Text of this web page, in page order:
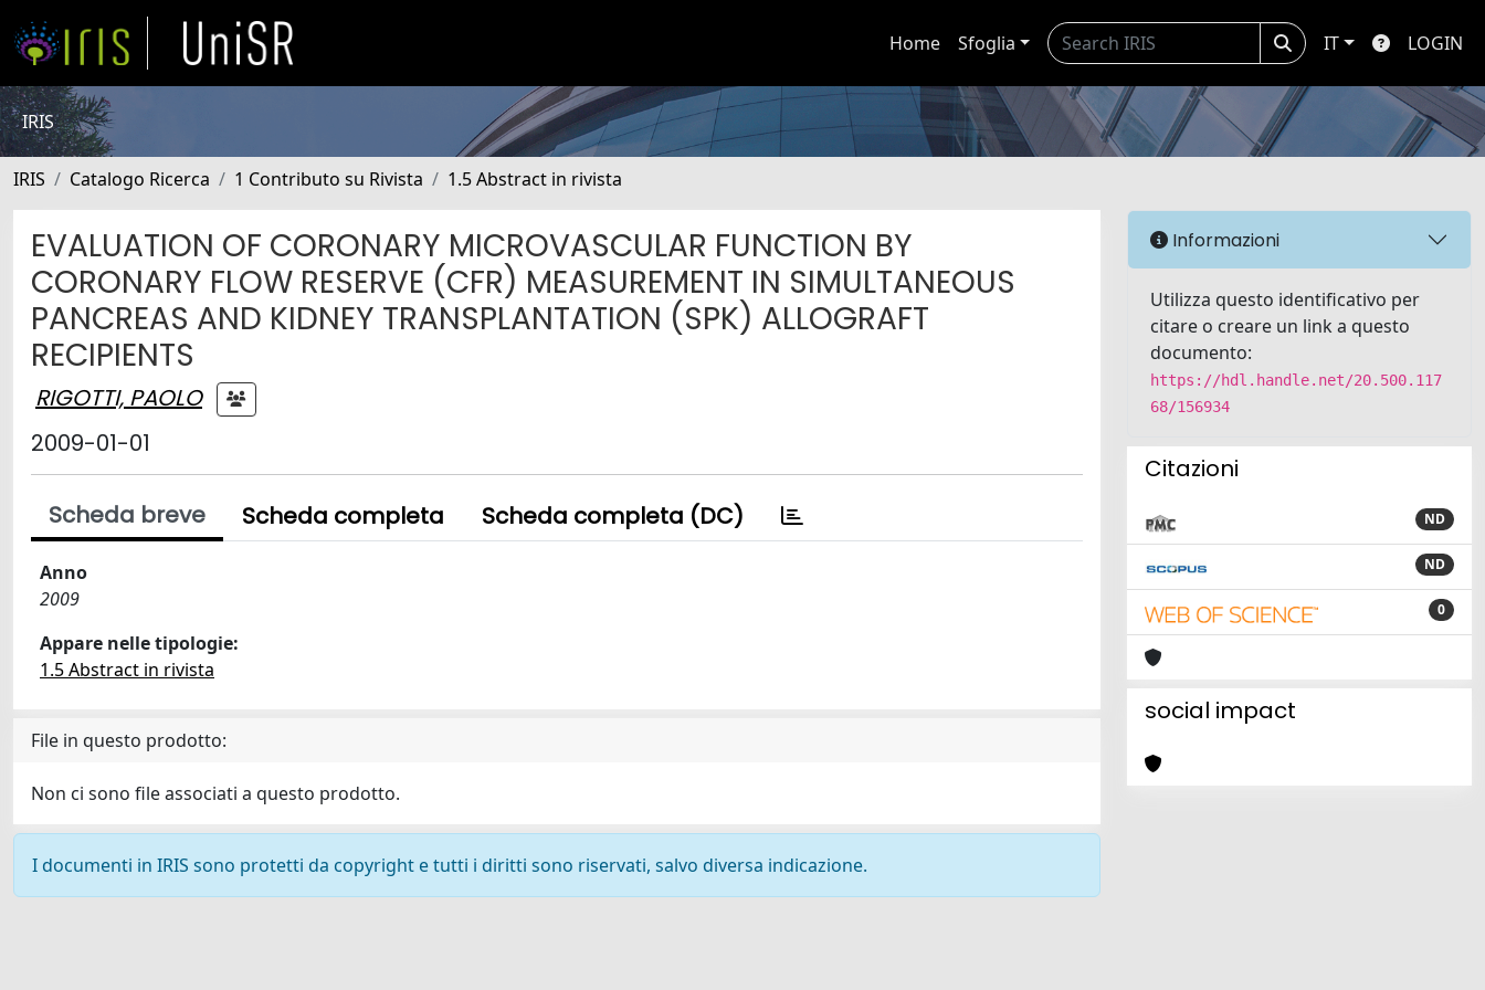
Home Sfoglia IT LOGIN
IRIS
IRIS Catalogo Ricerca 1 Contributo su Rivista 1.5 Abstract in rivista
EVALUATION OF CORONARY MICROVASCULAR FUNCTION BY
CORONARY FLOW RESERVE (CFR) MEASUREMENT IN SIMULTANEOUS
PANCREAS AND KIDNEY TRANSPLANTATION (SPK) ALLOGRAFT
RECIPIENTS
RIGOTTI, PAOLO
2009-01-01
Scheda breve Scheda completa Scheda completa (DC)
Anno
2009
Appare nelle tipologie:
1.5 Abstract in rivista
File in questo prodotto:
Non ci sono file associati a questo prodotto.
I documenti in IRIS sono protetti da copyright e tutti i diritti sono riservati, salvo diversa indicazione.
Informazioni
Utilizza questo identificativo per
citare o creare un link a questo
documento:
https://hdl.handle.net/20.500.117
68/156934
Citazioni
ND
ND
0
social impact